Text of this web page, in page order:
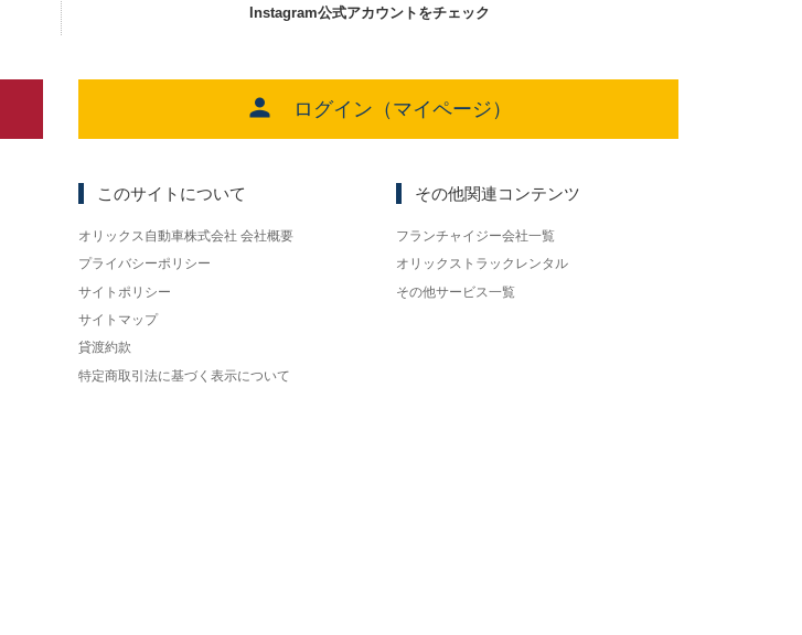
Instagram公式アカウントをチェック
ログイン（マイページ）
このサイトについて
オリックス自動車株式会社 会社概要
プライバシーポリシー
サイトポリシー
サイトマップ
貸渡約款
特定商取引法に基づく表示について
その他関連コンテンツ
フランチャイジー会社一覧
オリックストラックレンタル
その他サービス一覧